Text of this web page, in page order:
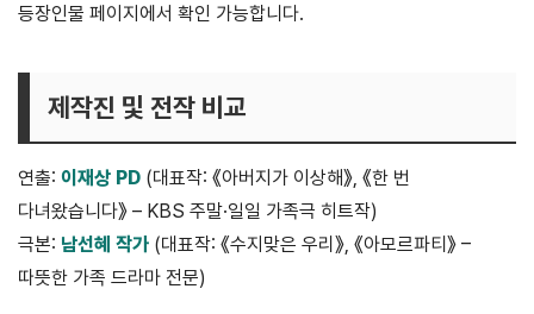
등장인물 페이지에서 확인 가능합니다.
제작진 및 전작 비교
연출: 이재상 PD (대표작: 《아버지가 이상해》, 《한 번
다녀왔습니다》 – KBS 주말·일일 가족극 히트작)
극본: 남선혜 작가 (대표작: 《수지맞은 우리》, 《아모르파티》 –
따뜻한 가족 드라마 전문)